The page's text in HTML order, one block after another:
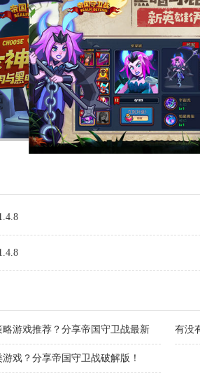
游戏推荐？分享帝国守卫战最新 有没
戏？分享帝国守卫战破解版！